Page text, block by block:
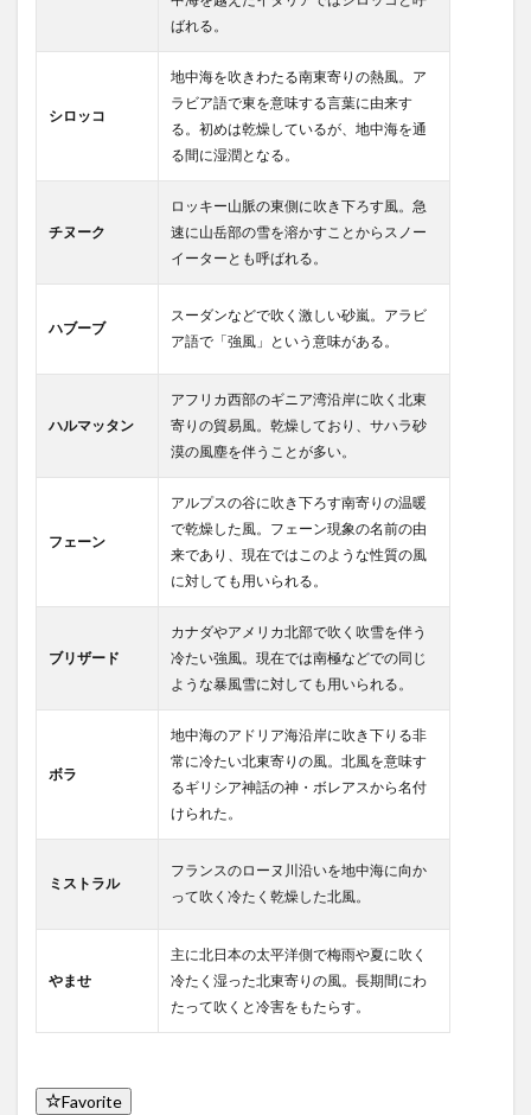
ばれる。
シロッコ
地中海を吹きわたる南東寄りの熱風。ア
ラビア語で東を意味する言葉に由来す
る。初めは乾燥しているが、地中海を通
る間に湿潤となる。
チヌーク
ロッキー山脈の東側に吹き下ろす風。急
速に山岳部の雪を溶かすことからスノー
イーターとも呼ばれる。
ハブーブ
スーダンなどで吹く激しい砂嵐。アラビ
ア語で「強風」という意味がある。
ハルマッタン
アフリカ西部のギニア湾沿岸に吹く北東
寄りの貿易風。乾燥しており、サハラ砂
漠の風塵を伴うことが多い。
フェーン
アルプスの谷に吹き下ろす南寄りの温暖
で乾燥した風。フェーン現象の名前の由
来であり、現在ではこのような性質の風
に対しても用いられる。
ブリザード
カナダやアメリカ北部で吹く吹雪を伴う
冷たい強風。現在では南極などでの同じ
ような暴風雪に対しても用いられる。
ボラ
地中海のアドリア海沿岸に吹き下りる非
常に冷たい北東寄りの風。北風を意味す
るギリシア神話の神・ボレアスから名付
けられた。
ミストラル
フランスのローヌ川沿いを地中海に向か
って吹く冷たく乾燥した北風。
やませ
主に北日本の太平洋側で梅雨や夏に吹く
冷たく湿った北東寄りの風。長期間にわ
たって吹くと冷害をもたらす。
Favorite